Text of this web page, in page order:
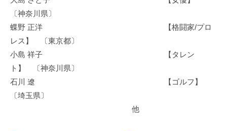
〔神奈川県〕
蝶野 正洋 【格闘家/プロ
レス】 〔東京都〕
小島 祥子 【タレン
ト】 〔神奈川県〕
石川 遼 【ゴルフ】
〔埼玉県〕
他